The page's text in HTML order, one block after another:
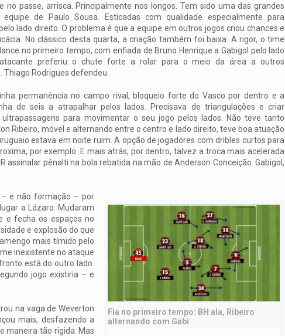
no passe, arrisca. Principalmente nos longos. Tem sido uma das grandes
de Paulo Sousa. Esticadas com qualidade especialmente para
lado direito. O problema é que a equipe em outros jogos criou chances e
No clássico desta quarta, a criação também foi baixa. A rigor, o time
no primeiro tempo, com enfiada de Bruno Henrique a Gabigol pelo lado
preferiu o chute forte a rolar para o meio da área a outros
Thiago Rodrigues defendeu.
permanência no campo rival, bloqueio forte do Vasco por dentro e a
de seis a atrapalhar pelos lados. Precisava de triangulações e criar
ultrapassagens para movimentar o seu jogo pelos lados. Não teve tanto
Ribeiro, móvel e alternando entre o centro e lado direito, teve boa atuação
estava em noite ruim. A opção de jogadores com dribles curtos para
por exemplo. E mais atrás, por dentro, talvez a troca mais acelerada
pênalti na bola rebatida na mão de Anderson Conceição. Gabigol,
Fla no primeiro tempo: BH ala, Ribeiro
alternando com Gabi
e não formação – por
a Lázaro. Mudaram
e fecha os espaços no
e explosão do que
mais tímido pelo
inexistente no ataque
está do outro lado.
jogo existiria – e
na vaga de Weverton
mais, desfazendo a
maneira tão rígida. Mas